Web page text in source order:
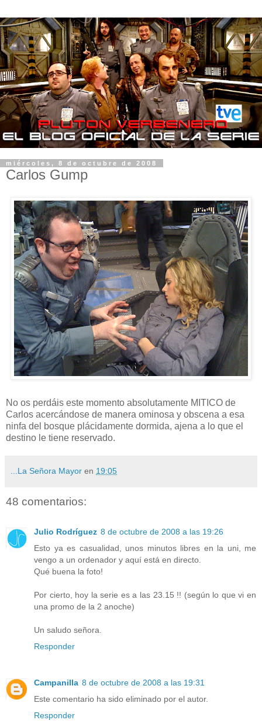
miércoles, 8 de octubre de 2008
Carlos Gump
No os perdáis este momento absolutamente MITICO de
Carlos acercándose de manera ominosa y obscena a esa
ninfa del bosque plácidamente dormida, ajena a lo que el
destino le tiene reservado.
...La Señora Mayor en 19:05
48 comentarios:
Julio Rodríguez 8 de octubre de 2008 a las 19:26
Esto ya es casualidad, unos minutos libres en la uni, me
vengo a un ordenador y aquí está en directo.
Qué buena la foto!
Por cierto, hoy la serie es a las 23.15 !! (según lo que vi en
una promo de la 2 anoche)
Un saludo señora.
Responder
Campanilla 8 de octubre de 2008 a las 19:31
Este comentario ha sido eliminado por el autor.
Responder